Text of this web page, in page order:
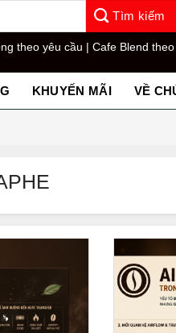
Tìm kiếm
theo yêu cầu | Cafe Blend theo
KHUYẾN MÃI VỀ